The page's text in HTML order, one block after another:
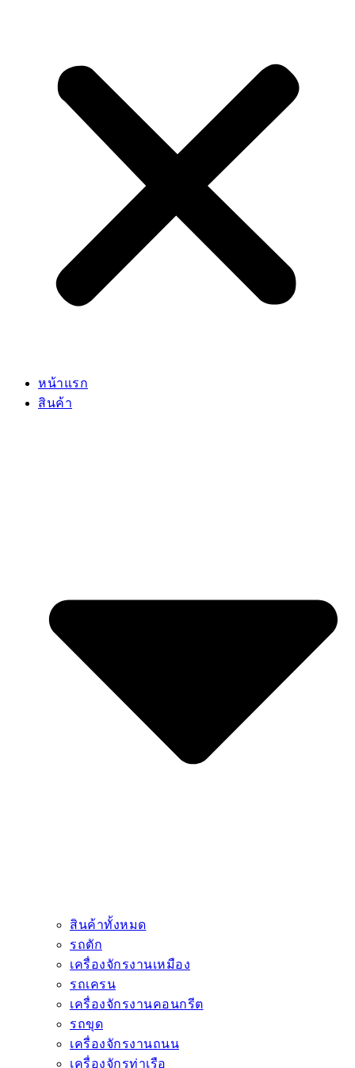
หน้าแรก
สินค้า
สินค้าทั้งหมด
รถตัก
เครื่องจักรงานเหมือง
รถเครน
เครื่องจักรงานคอนกรีต
รถขุด
เครื่องจักรงานถนน
เครื่องจักรท่าเรือ